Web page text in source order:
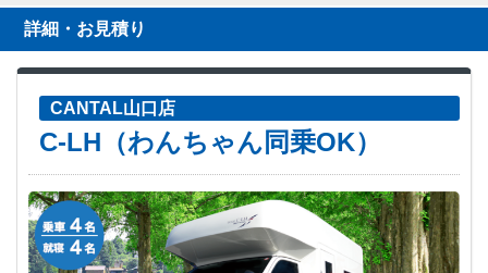
詳細・お見積り
CANTAL山口店
C-LH（わんちゃん同乗OK）